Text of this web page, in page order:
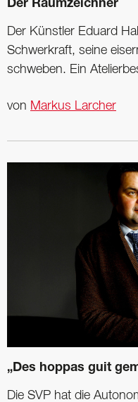
Der Raumzeichner
Der Künstler Eduard
Schwerkraft, seine
schweben. Ein
von Markus Larcher
„Des hoppas guit
Die SVP hat die